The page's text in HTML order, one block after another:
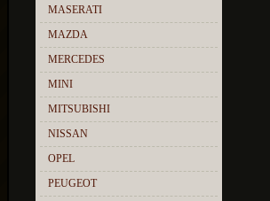
MASERATI
MAZDA
MERCEDES
MINI
MITSUBISHI
NISSAN
OPEL
PEUGEOT